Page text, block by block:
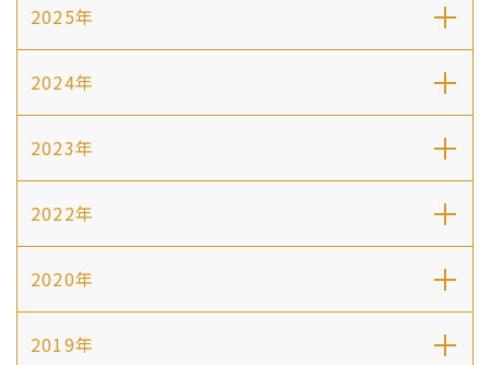
2025年
2024年
2023年
2022年
2020年
2019年